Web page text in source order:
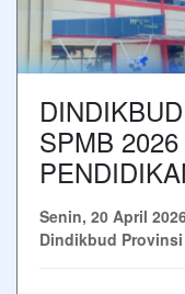
SPMB
Senin, 20 April
Dindikbud